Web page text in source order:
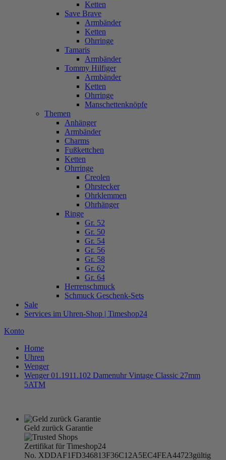
Ketten
Save Brave
Armbänder
Ketten
Ohrringe
Tamaris
Armbänder
Tommy Hilfiger
Armbänder
Ketten
Ohrringe
Manschettenknöpfe
Themen
Anhänger
Armbänder
Charms
Fußkettchen
Ketten
Ohrringe
Creolen
Ohrstecker
Ohrklemmen
Ohrhänger
Ringe
Gr. 52
Gr. 50
Gr. 54
Gr. 56
Gr. 58
Gr. 62
Gr. 64
Herrenschmuck
Schmuck Geschenk-Sets
Sale
Services im Uhren-Shop | Timeshop24
Konto
Home
Uhren
Wenger
Wenger 01.1911.102 Damenuhr Vintage Classic 27mm
5ATM
Geld zurück Garantie
Zertifikat für Timeshop24
No. XDDAF1FD346813F36C12A5EC4FEA44723gültig